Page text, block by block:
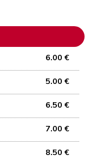
6.00 €
5.00 €
6.50 €
7.00 €
8.50 €